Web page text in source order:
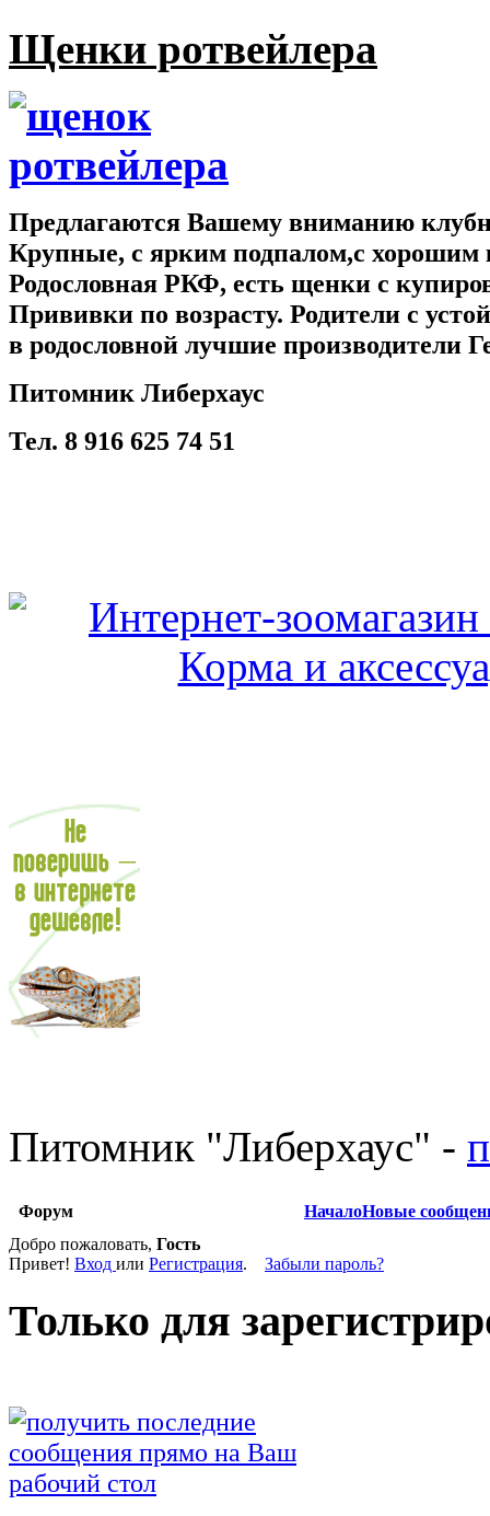
Щенки ротвейлера
Предлагаются Вашему вниманию
Крупные, с ярким подпалом,с хорошим
Родословная РКФ, есть щенки с
Прививки по возрасту. Родители с
в родословной лучшие производители
Питомник Либерхаус
Тел. 8 916 625 74 51
Питомник "Либерхаус" -
Форум НачалоНовые
Добро пожаловать, Гость
Привет! Вход или Регистрация. Забыли пароль?
Только для